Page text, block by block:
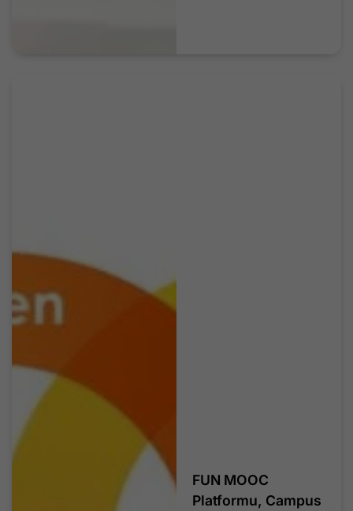
FUN MOOC
Platformu, Campus